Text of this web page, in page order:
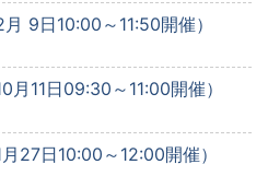
9日10:00～11:50開催）
11日09:30～11:00開催）
27日10:00～12:00開催）